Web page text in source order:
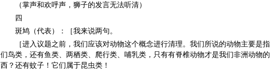
（掌声和欢呼声，狮子的发言无法听清）
四
斑鸠（代表）：［我来说两句。
［进入议题之前，我们应该对动物这个概念进行清理。我们所说的动物主要是
们鸟类，还有鱼类、两栖类、爬行类、哺乳类，只有有脊椎动物才是我们非洲动物
西？还有蚊子！它们属于昆虫类！